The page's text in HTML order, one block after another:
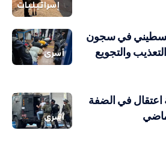
إسرائيليات
أسرى
أسير فلسطيني في سجون
والتجويع
أسرى
630 حالة اعتقال في الضفة